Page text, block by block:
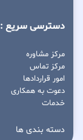
دسترسی سریع :
مرکز مشاوره
مرکز تماس
امور قراردادها
دعوت به همکاری
خدمات
دسته بندی ها